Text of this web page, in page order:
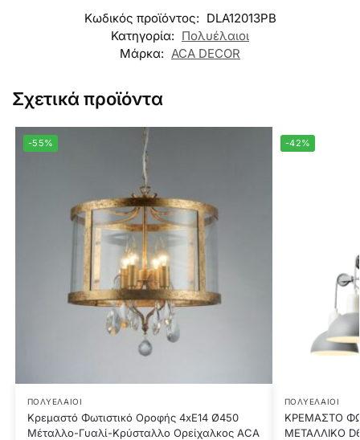
Κωδικός προϊόντος: DLA12013PB
Κατηγορία: Πολυέλαιοι
Μάρκα: ACA DECOR
Σχετικά προϊόντα
-55%
ΠΟΛΥΈΛΑΙΟΙ
Κρεμαστό Φωτιστικό Οροφής 4xE14 Ø450
Μέταλλο-Γυαλί-Κρύσταλλο Ορείχαλκος ACA
-42%
ΠΟΛΥΈΛΑΙΟΙ
ΚΡΕΜΑΣΤΟ
ΜΕΤΑΛΛΙΚΟ